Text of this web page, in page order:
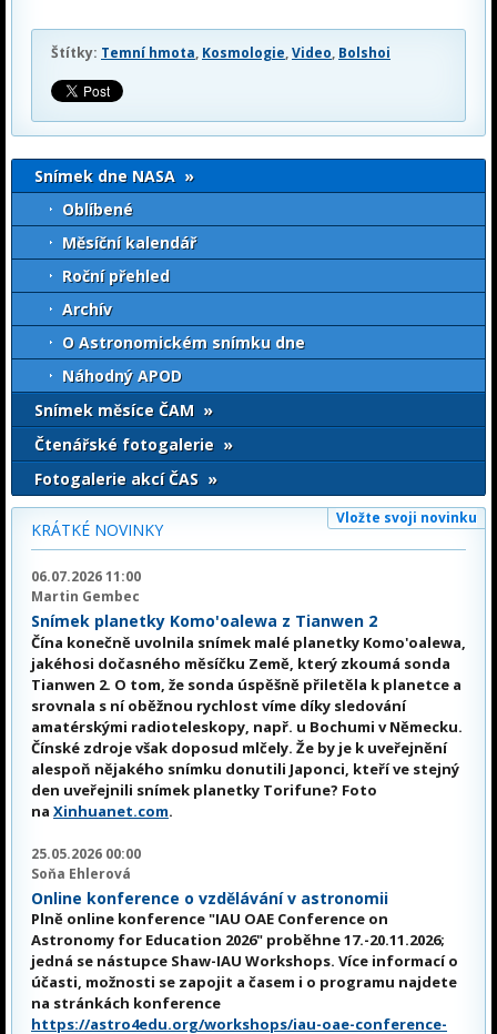
Štítky: Temní hmota, Kosmologie,Video, Bolshoi
Snímek dne NASA »
Oblíbené
Měsíční kalendář
Roční přehled
Archív
O Astronomickém snímku dne
Náhodný APOD
Snímek měsíce ČAM »
Čtenářské fotogalerie »
Fotogalerie akcí ČAS »
Vložte svoji novinku
KRÁTKÉ NOVINKY
06.07.2026 11:00
Martin Gembec
Snímek planetky Komo'oalewa z Tianwen 2
Čína konečně uvolnila snímek malé planetky Komo'oalewa,
jakéhosi dočasného měsíčku Země, který zkoumá sonda
Tianwen 2. O tom, že sonda úspěšně přiletěla k planetce a
srovnala s ní oběžnou rychlost víme díky sledování
amatérskými radioteleskopy, např. u Bochumi v Německu.
Čínské zdroje však doposud mlčely. Že by je k uveřejnění
alespoň nějakého snímku donutili Japonci, kteří ve stejný
den uveřejnili snímek planetky Torifune? Foto
na Xinhuanet.com.
25.05.2026 00:00
Soňa Ehlerová
Online konference o vzdělávání v astronomii
Plně online konference "IAU OAE Conference on
Astronomy for Education 2026" proběhne 17.-20.11.2026;
jedná se nástupce Shaw-IAU Workshops. Více informací o
účasti, možnosti se zapojit a časem i o programu najdete
na stránkách konference
https://astro4edu.org/workshops/iau-oae-conference-